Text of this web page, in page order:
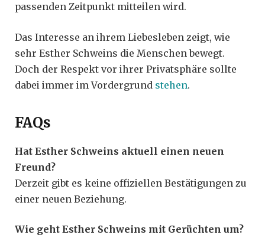
passenden Zeitpunkt mitteilen wird.
Das Interesse an ihrem Liebesleben zeigt, wie
sehr Esther Schweins die Menschen bewegt.
Doch der Respekt vor ihrer Privatsphäre sollte
dabei immer im Vordergrund stehen.
FAQs
Hat Esther Schweins aktuell einen neuen
Freund?
Derzeit gibt es keine offiziellen Bestätigungen zu
einer neuen Beziehung.
Wie geht Esther Schweins mit Gerüchten um?